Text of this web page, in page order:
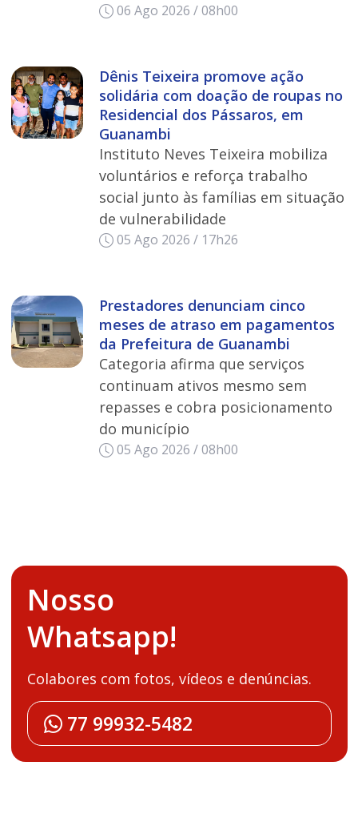
06 Ago 2026 / 08h00
Dênis Teixeira promove ação
solidária com doação de roupas no
Residencial dos Pássaros, em
Guanambi
Instituto Neves Teixeira mobiliza
voluntários e reforça trabalho
social junto às famílias em situação
de vulnerabilidade
05 Ago 2026 / 17h26
Prestadores denunciam cinco
meses de atraso em pagamentos
da Prefeitura de Guanambi
Categoria afirma que serviços
continuam ativos mesmo sem
repasses e cobra posicionamento
do município
05 Ago 2026 / 08h00
Nosso
Whatsapp!
Colabores com fotos, vídeos e denúncias.
77 99932-5482